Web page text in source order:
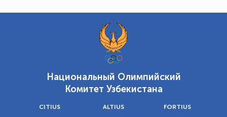
Национальный Олимпийский
Комитет Узбекистана
CITIUS ALTIUS FORTIUS